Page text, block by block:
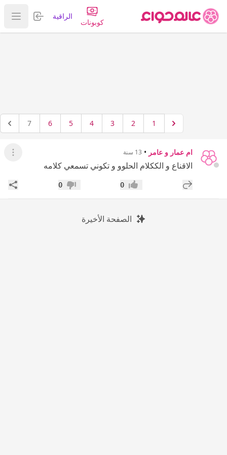
كوبونات
الراقية تسجيل
عرض
1
2
3
4
5
6
7
ام عمار و عامر • 13 سنة عرض
الاقناع و الككلام الحلوو و تكوني تسمعي كلامه
إضافة رد جديد إعجاب0 عدم إعجاب
0
الصفحة الأخيرة